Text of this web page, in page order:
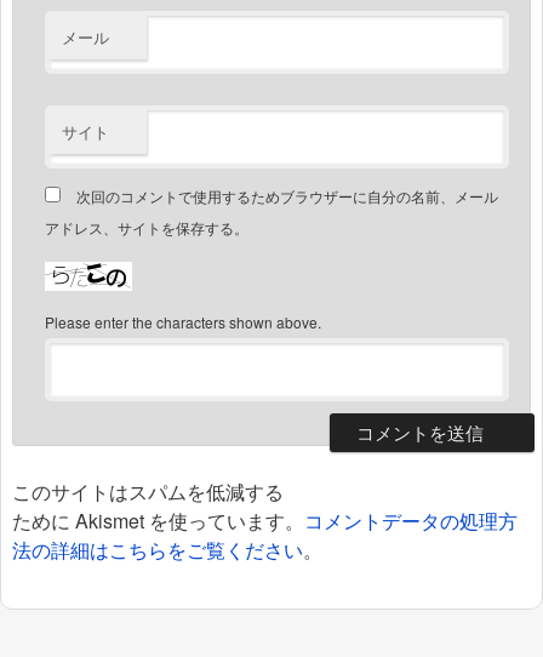
メール
サイト
次回のコメントで使用するためブラウザーに自分の名前、メール
アドレス、サイトを保存する。
Please enter the characters shown above.
このサイトはスパムを低減する
ために Akismet を使っています。 コメントデータの処理方
法の詳細はこちらをご覧ください。